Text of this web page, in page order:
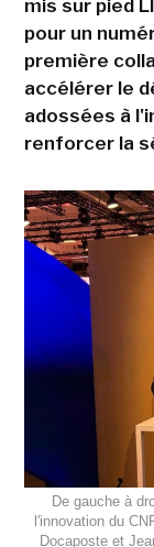
mis sur pied
pour un
première
accélérer le
adossées à
renforcer la
De gauche à
l'innovation du
Docaposte et